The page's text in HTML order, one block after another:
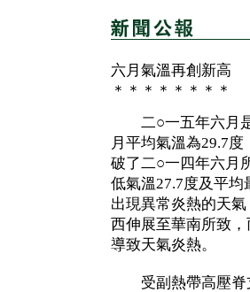
六月氣溫再創新高
＊＊＊＊＊＊＊＊
二○一五年六月是
月平均氣溫為29.7
破了二○一四年六月
低氣溫27.7度及平
出現異常炎熱的天
西伸展至華南所致
導致天氣炎熱。
受副熱帶高壓脊